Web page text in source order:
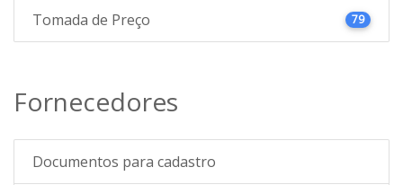
Tomada de Preço 79
Fornecedores
Documentos para cadastro